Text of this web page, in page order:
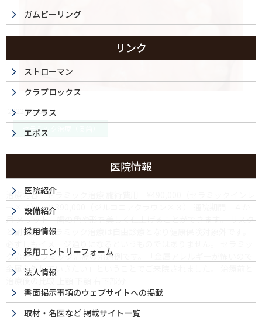
2022/10/18
セラミック治療（奥歯）
セラミック治療・70代（女性）｜金属アレルギ
ー
治療内容 セラミック治療 施術費用 ¥490,000（セラミックインレ
ー×７）・￥390,000（ジルコニアクラウン×３） 通院期間 ４か
月 メリット 歯の色や形を美しく仕上げることができます。 リスク
と副作用 セラミック治療は自由診療となり健康保険対象外です。
必ずしもイメージ通りになるというものではありません。 セラミッ
ク治療 セラミック治療の治療例です。「金属アレルギーが怖いので
金属を外していきたい」ということでご来院されました。 治療前と
治療後の比較 上顎 下顎 右下部分
ガムピーリング
リンク
ストローマン
クラプロックス
アプラス
エポス
医院情報
医院紹介
設備紹介
採用情報
採用エントリーフォーム
法人情報
書面掲示事項のウェブサイトへの掲載
取材・名医など 掲載サイト一覧